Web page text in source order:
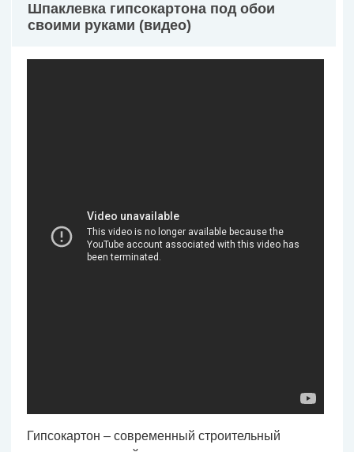
Шпаклевка гипсокартона под обои
своими руками (видео)
Гипсокартон – современный строительный